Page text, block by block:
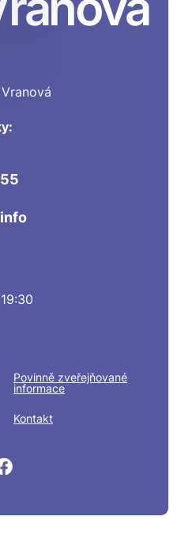
Povinně zveřejňované
informace
Kontakt